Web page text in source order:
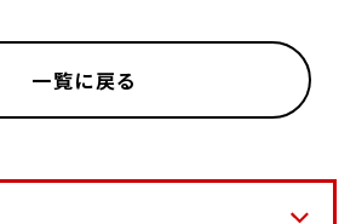
一覧に戻る